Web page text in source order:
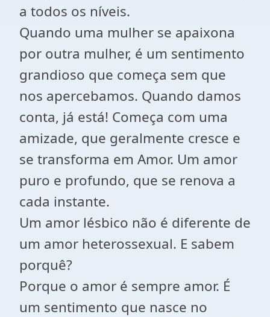
a todos os níveis.
Quando uma mulher se apaixona
por outra mulher, é um sentimento
grandioso que começa sem que
nos apercebamos. Quando damos
conta, já está! Começa com uma
amizade, que geralmente cresce e
se transforma em Amor. Um amor
puro e profundo, que se renova a
cada instante.
Um amor lésbico não é diferente de
um amor heterossexual. E sabem
porquê?
Porque o amor é sempre amor. É
um sentimento que nasce no